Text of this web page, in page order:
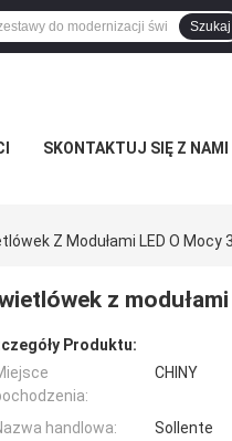
Szukaj
SKONTAKTUJ SIĘ Z NAMI
Z Modułami LED O Mocy
z
Produktu:
CHINY
handlowa:
Sollente